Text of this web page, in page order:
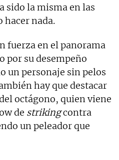
sido la misma en las
hacer nada.
fuerza en el panorama
por su desempeño
un personaje sin pelos
hay que destacar
octágono, quien viene
de strikingcontra
un peleador que